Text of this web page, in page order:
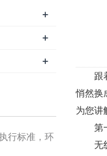
跟着
悄然换
为您讲
第一
无纺
+
+
+
行标准，环